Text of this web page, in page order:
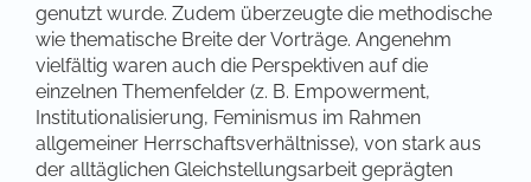
genutzt wurde. Zudem überzeugte die methodische
wie thematische Breite der Vorträge. Angenehm
vielfältig waren auch die Perspektiven auf die
einzelnen Themenfelder (z. B. Empowerment,
Institutionalisierung, Feminismus im Rahmen
allgemeiner Herrschaftsverhältnisse), von stark aus
der alltäglichen Gleichstellungsarbeit geprägten